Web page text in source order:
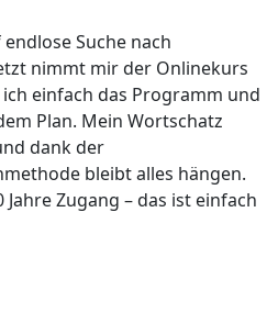
Suche nach
nimmt mir der Onlinekurs
ich einfach das Programm und
Plan. Mein Wortschatz
dank der
bleibt alles hängen.
Jahre Zugang – das ist einfach